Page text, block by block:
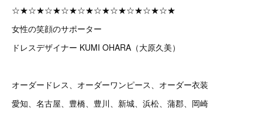
☆★☆★☆★☆★☆★☆★☆★☆★☆★☆★
女性の笑顔のサポーター
ドレスデザイナー KUMI OHARA（大原久美）
オーダードレス、オーダーワンピース、オーダー衣装
愛知、名古屋、豊橋、豊川、新城、浜松、蒲郡、岡崎